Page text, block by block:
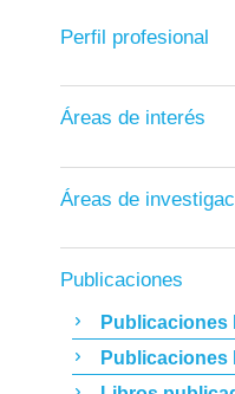
Perfil profesional
Áreas de interés
Áreas de
Publicaciones
Publicaciones
Publicaciones